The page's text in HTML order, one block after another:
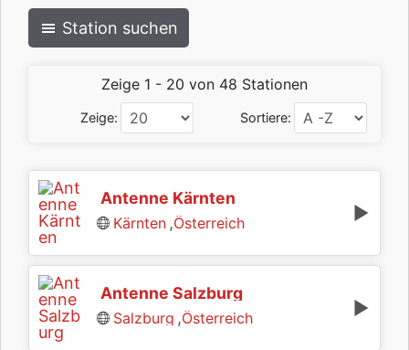
Station suchen
Zeige 1 - 20 von 48 Stationen
Zeige: Sortiere:
Antenne Kärnten
Kärnten ,Österreich
Antenne Salzburg
Salzburg ,Österreich